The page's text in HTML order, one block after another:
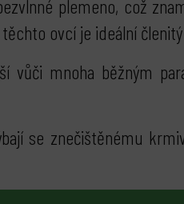
plemeno, což
ovcí je ideální
vůči mnoha běžným
se znečištěnému